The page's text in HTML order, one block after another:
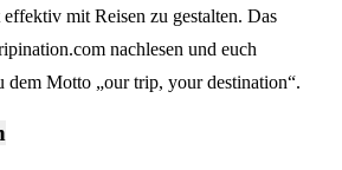
mit Reisen zu gestalten. Das
nachlesen und euch
dem Motto „our trip, your destination“.